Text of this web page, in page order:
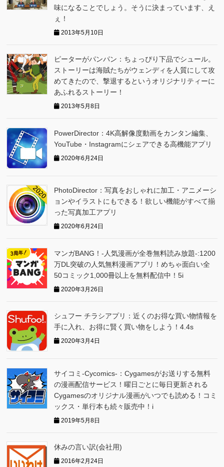
味になることでしょう。そうに決まっています、え
ぇ！
2013年5月10日
ピーターがパンパン：ちょっぴり下品でシュール。
ストーリーは海賊たちがウェンディを人質にして攻
めてきたので、撃退するというオリジナリティーに
あふれるストーリー！
2013年5月8日
PowerDirector：4K高解像度動画をカンタン編集、
YouTube・Instagramにシェアできる高機能アプリ
2020年6月24日
PhotoDirector：写真をおしゃれに加工・アニメーシ
ョンやイラストにもできる！欲しい機能がすべて揃
った写真加工アプリ
2020年6月24日
マンガBANG！-人気漫画が全巻無料読み放題-:1200
万DL突破の人気無料漫画アプリ！めちゃ面白い全
50コミック1,000冊以上を無料配信中！5i
2020年3月26日
シュフー チラシアプリ：近くのお得な買い物情報を
手に入れ、お得に賢く買い物をしよう！4.4s
2020年3月4日
サイコミ-Cycomics-：Cygamesがお送りする無料
の漫画配信サービス！曜日ごとに毎日更新される
Cygamesのオリジナル漫画がいつでも読める！コミ
ックス・単行本も続々販売中！i
2019年5月8日
休みの言い訳(会社用)
2016年2月24日